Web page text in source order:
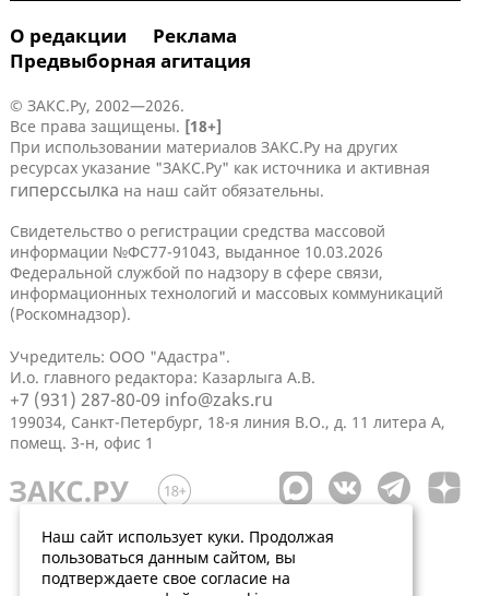
О редакции
Реклама
Предвыборная агитация
© ЗАКС.Ру, 2002—2026.
Все права защищены. [18+]
При использовании материалов ЗАКС.Ру на других
ресурсах указание "ЗАКС.Ру" как источника и активная
гиперссылка на наш сайт обязательны.
Свидетельство о регистрации средства массовой
информации №ФС77-91043, выданное 10.03.2026
Федеральной службой по надзору в сфере связи,
информационных технологий и массовых коммуникаций
(Роскомнадзор).
Учредитель: ООО "Адастра".
И.о. главного редактора: Казарлыга А.В.
+7 (931) 287-80-09 info@zaks.ru
199034, Санкт-Петербург, 18-я линия В.О., д. 11 литера А,
помещ. 3-н, офис 1
Наш сайт использует куки. Продолжая
пользоваться данным сайтом, вы
подтверждаете свое согласие на